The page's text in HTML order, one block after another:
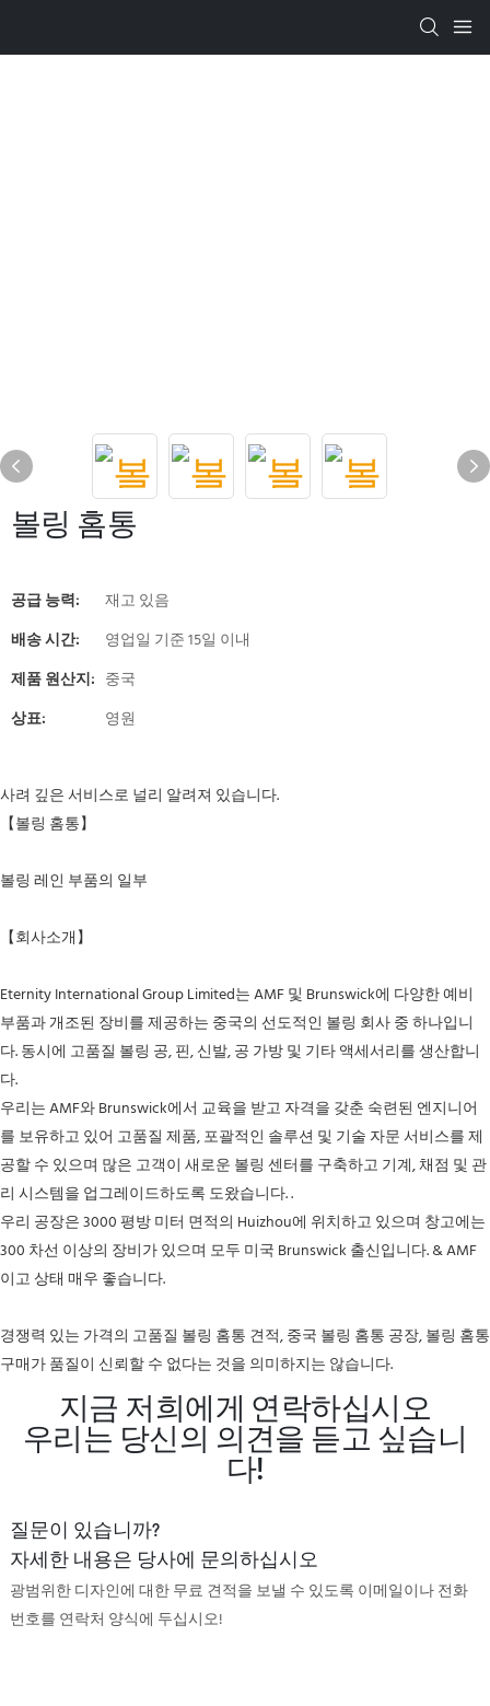
볼링 홈통
공급 능력:
재고 있음
배송 시간:
영업일 기준 15일 이내
제품 원산지: 중국
상표:
영원
사려 깊은 서비스로 널리 알려져 있습니다.
【볼링 홈통】
볼링 레인 부품의 일부
【회사소개】
Eternity International Group Limited는 AMF 및 Brunswick에 다양한 예비
부품과 개조된 장비를 제공하는 중국의 선도적인 볼링 회사 중 하나입니
다. 동시에 고품질 볼링 공, 핀, 신발, 공 가방 및 기타 액세서리를 생산합니
다.
우리는 AMF와 Brunswick에서 교육을 받고 자격을 갖춘 숙련된 엔지니어
를 보유하고 있어 고품질 제품, 포괄적인 솔루션 및 기술 자문 서비스를 제
공할 수 있으며 많은 고객이 새로운 볼링 센터를 구축하고 기계, 채점 및 관
리 시스템을 업그레이드하도록 도왔습니다. .
우리 공장은 3000 평방 미터 면적의 Huizhou에 위치하고 있으며 창고에는
300 차선 이상의 장비가 있으며 모두 미국 Brunswick 출신입니다. & AMF
이고 상태 매우 좋습니다.
경쟁력 있는 가격의 고품질 볼링 홈통 견적, 중국 볼링 홈통 공장, 볼링 홈통
구매가 품질이 신뢰할 수 없다는 것을 의미하지는 않습니다.
지금 저희에게 연락하십시오
우리는 당신의 의견을 듣고 싶습니
다!
질문이 있습니까?
자세한 내용은 당사에 문의하십시오
광범위한 디자인에 대한 무료 견적을 보낼 수 있도록 이메일이나 전화
번호를 연락처 양식에 두십시오!